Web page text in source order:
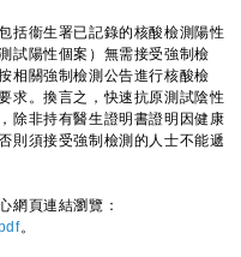
衞生署已記錄的核酸檢測陽性
試陽性個案）無需接受強制檢
相關強制檢測公告進行核酸檢
求。換言之，快速抗原測試陰性
除非持有醫生證明書證明因健康
則須接受強制檢測的人士不能遞
頁連結瀏覽：
。